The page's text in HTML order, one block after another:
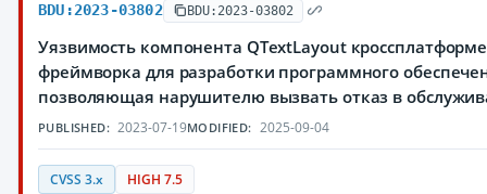
BDU:2023-03802 BDU:2023-03802
Уязвимость компонента QTextLayout
фреймворка для разработки программного
позволяющая нарушителю вызвать отказ в
PUBLISHED: 2023-07-19MODIFIED: 2025-09-04
CVSS 3.x HIGH 7.5